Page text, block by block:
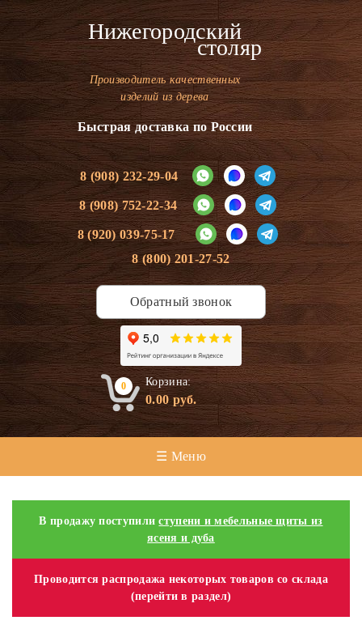
Нижегородский
столяр
Производитель качественных
изделий из дерева
Быстрая доставка по России
8 (908) 232-29-04
8 (908) 752-22-34
8 (920) 039-75-17
8 (800) 201-27-52
Обратный звонок
0 Корзина:
0.00руб.
☰ Меню
В продажу поступилиступени и мебельные щиты из
ясеня и дуба
Проводится распродажа некоторых товаров со склада
(перейти в раздел)